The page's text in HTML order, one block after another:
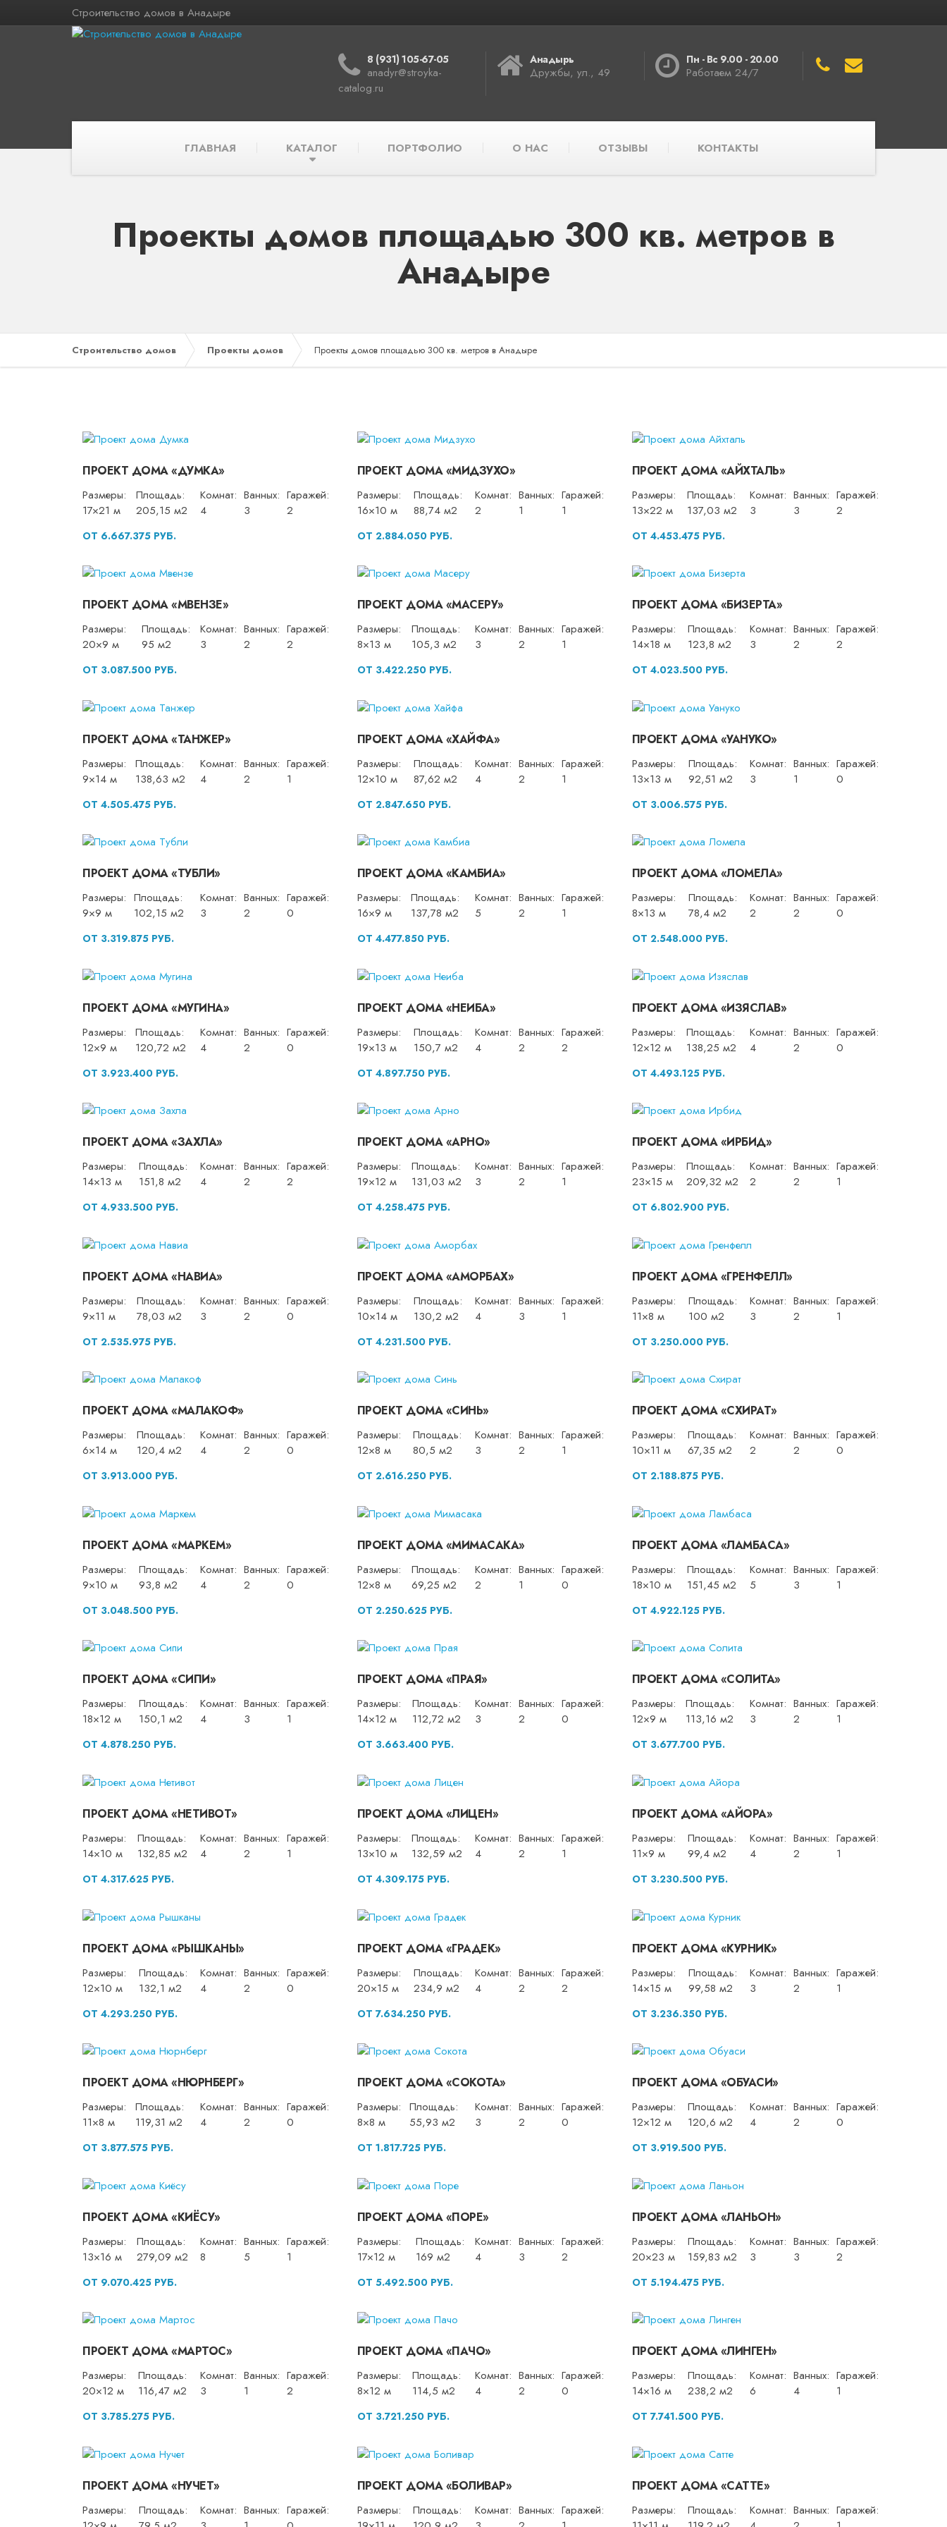
Строительство домов в Анадыре
8 (931) 105-67-05
anadyr@stroyka-
catalog.ru
Анадырь
Дружбы, ул., 49
Пн - Вс 9.00 - 20.00
Работаем 24/7
ГЛАВНАЯ КАТАЛОГ ПОРТФОЛИО О НАС ОТЗЫВЫ КОНТАКТЫ
Проекты домов площадью 300 кв. метров в
Анадыре
Строительство домов Проекты домов Проекты домов площадью 300 кв. метров в Анадыре
ПРОЕКТ ДОМА «ДУМКА»
Размеры:
17×21 м
Площадь:
205,15 м2
Комнат:
4
Ванных:
3
Гаражей:
2
ОТ 6.667.375 РУБ.
ПРОЕКТ ДОМА «МИДЗУХО»
Размеры:
16×10 м
Площадь:
88,74 м2
Комнат:
2
Ванных:
1
Гаражей:
1
ОТ 2.884.050 РУБ.
ПРОЕКТ ДОМА «АЙХТАЛЬ»
Размеры:
13×22 м
Площадь:
137,03 м2
Комнат:
3
Ванных:
3
Гаражей:
2
ОТ 4.453.475 РУБ.
ПРОЕКТ ДОМА «МВЕНЗЕ»
Размеры:
20×9 м
Площадь:
95 м2
Комнат:
3
Ванных:
2
Гаражей:
2
ОТ 3.087.500 РУБ.
ПРОЕКТ ДОМА «МАСЕРУ»
Размеры:
8×13 м
Площадь:
105,3 м2
Комнат:
3
Ванных:
2
Гаражей:
1
ОТ 3.422.250 РУБ.
ПРОЕКТ ДОМА «БИЗЕРТА»
Размеры:
14×18 м
Площадь:
123,8 м2
Комнат:
3
Ванных:
2
Гаражей:
2
ОТ 4.023.500 РУБ.
ПРОЕКТ ДОМА «ТАНЖЕР»
Размеры:
9×14 м
Площадь:
138,63 м2
Комнат:
4
Ванных:
2
Гаражей:
1
ОТ 4.505.475 РУБ.
ПРОЕКТ ДОМА «ХАЙФА»
Размеры:
12×10 м
Площадь:
87,62 м2
Комнат:
4
Ванных:
2
Гаражей:
1
ОТ 2.847.650 РУБ.
ПРОЕКТ ДОМА «УАНУКО»
Размеры:
13×13 м
Площадь:
92,51 м2
Комнат:
3
Ванных:
1
Гаражей:
0
ОТ 3.006.575 РУБ.
ПРОЕКТ ДОМА «ТУБЛИ»
Размеры:
9×9 м
Площадь:
102,15 м2
Комнат:
3
Ванных:
2
Гаражей:
0
ОТ 3.319.875 РУБ.
ПРОЕКТ ДОМА «КАМБИА»
Размеры:
16×9 м
Площадь:
137,78 м2
Комнат:
5
Ванных:
2
Гаражей:
1
ОТ 4.477.850 РУБ.
ПРОЕКТ ДОМА «ЛОМЕЛА»
Размеры:
8×13 м
Площадь:
78,4 м2
Комнат:
2
Ванных:
2
Гаражей:
0
ОТ 2.548.000 РУБ.
ПРОЕКТ ДОМА «МУГИНА»
Размеры:
12×9 м
Площадь:
120,72 м2
Комнат:
4
Ванных:
2
Гаражей:
0
ОТ 3.923.400 РУБ.
ПРОЕКТ ДОМА «НЕИБА»
Размеры:
19×13 м
Площадь:
150,7 м2
Комнат:
4
Ванных:
2
Гаражей:
2
ОТ 4.897.750 РУБ.
ПРОЕКТ ДОМА «ИЗЯСЛАВ»
Размеры:
12×12 м
Площадь:
138,25 м2
Комнат:
4
Ванных:
2
Гаражей:
0
ОТ 4.493.125 РУБ.
ПРОЕКТ ДОМА «ЗАХЛА»
Размеры:
14×13 м
Площадь:
151,8 м2
Комнат:
4
Ванных:
2
Гаражей:
2
ОТ 4.933.500 РУБ.
ПРОЕКТ ДОМА «АРНО»
Размеры:
19×12 м
Площадь:
131,03 м2
Комнат:
3
Ванных:
2
Гаражей:
1
ОТ 4.258.475 РУБ.
ПРОЕКТ ДОМА «ИРБИД»
Размеры:
23×15 м
Площадь:
209,32 м2
Комнат:
2
Ванных:
2
Гаражей:
1
ОТ 6.802.900 РУБ.
ПРОЕКТ ДОМА «НАВИА»
Размеры:
9×11 м
Площадь:
78,03 м2
Комнат:
3
Ванных:
2
Гаражей:
0
ОТ 2.535.975 РУБ.
ПРОЕКТ ДОМА «АМОРБАХ»
Размеры:
10×14 м
Площадь:
130,2 м2
Комнат:
4
Ванных:
3
Гаражей:
1
ОТ 4.231.500 РУБ.
ПРОЕКТ ДОМА «ГРЕНФЕЛЛ»
Размеры:
11×8 м
Площадь:
100 м2
Комнат:
3
Ванных:
2
Гаражей:
1
ОТ 3.250.000 РУБ.
ПРОЕКТ ДОМА «МАЛАКОФ»
Размеры:
6×14 м
Площадь:
120,4 м2
Комнат:
4
Ванных:
2
Гаражей:
0
ОТ 3.913.000 РУБ.
ПРОЕКТ ДОМА «СИНЬ»
Размеры:
12×8 м
Площадь:
80,5 м2
Комнат:
3
Ванных:
2
Гаражей:
1
ОТ 2.616.250 РУБ.
ПРОЕКТ ДОМА «СХИРАТ»
Размеры:
10×11 м
Площадь:
67,35 м2
Комнат:
2
Ванных:
2
Гаражей:
0
ОТ 2.188.875 РУБ.
ПРОЕКТ ДОМА «МАРКЕМ»
Размеры:
9×10 м
Площадь:
93,8 м2
Комнат:
4
Ванных:
2
Гаражей:
0
ОТ 3.048.500 РУБ.
ПРОЕКТ ДОМА «МИМАСАКА»
Размеры:
12×8 м
Площадь:
69,25 м2
Комнат:
2
Ванных:
1
Гаражей:
0
ОТ 2.250.625 РУБ.
ПРОЕКТ ДОМА «ЛАМБАСА»
Размеры:
18×10 м
Площадь:
151,45 м2
Комнат:
5
Ванных:
3
Гаражей:
1
ОТ 4.922.125 РУБ.
ПРОЕКТ ДОМА «СИПИ»
Размеры:
18×12 м
Площадь:
150,1 м2
Комнат:
4
Ванных:
3
Гаражей:
1
ОТ 4.878.250 РУБ.
ПРОЕКТ ДОМА «ПРАЯ»
Размеры:
14×12 м
Площадь:
112,72 м2
Комнат:
3
Ванных:
2
Гаражей:
0
ОТ 3.663.400 РУБ.
ПРОЕКТ ДОМА «СОЛИТА»
Размеры:
12×9 м
Площадь:
113,16 м2
Комнат:
3
Ванных:
2
Гаражей:
1
ОТ 3.677.700 РУБ.
ПРОЕКТ ДОМА «НЕТИВОТ»
Размеры:
14×10 м
Площадь:
132,85 м2
Комнат:
4
Ванных:
2
Гаражей:
1
ОТ 4.317.625 РУБ.
ПРОЕКТ ДОМА «ЛИЦЕН»
Размеры:
13×10 м
Площадь:
132,59 м2
Комнат:
4
Ванных:
2
Гаражей:
1
ОТ 4.309.175 РУБ.
ПРОЕКТ ДОМА «АЙОРА»
Размеры:
11×9 м
Площадь:
99,4 м2
Комнат:
4
Ванных:
2
Гаражей:
1
ОТ 3.230.500 РУБ.
ПРОЕКТ ДОМА «РЫШКАНЫ»
Размеры:
12×10 м
Площадь:
132,1 м2
Комнат:
4
Ванных:
2
Гаражей:
0
ОТ 4.293.250 РУБ.
ПРОЕКТ ДОМА «ГРАДЕК»
Размеры:
20×15 м
Площадь:
234,9 м2
Комнат:
4
Ванных:
2
Гаражей:
2
ОТ 7.634.250 РУБ.
ПРОЕКТ ДОМА «КУРНИК»
Размеры:
14×15 м
Площадь:
99,58 м2
Комнат:
3
Ванных:
2
Гаражей:
1
ОТ 3.236.350 РУБ.
ПРОЕКТ ДОМА «НЮРНБЕРГ»
Размеры:
11×8 м
Площадь:
119,31 м2
Комнат:
4
Ванных:
2
Гаражей:
0
ОТ 3.877.575 РУБ.
ПРОЕКТ ДОМА «СОКОТА»
Размеры:
8×8 м
Площадь:
55,93 м2
Комнат:
3
Ванных:
2
Гаражей:
0
ОТ 1.817.725 РУБ.
ПРОЕКТ ДОМА «ОБУАСИ»
Размеры:
12×12 м
Площадь:
120,6 м2
Комнат:
4
Ванных:
2
Гаражей:
0
ОТ 3.919.500 РУБ.
ПРОЕКТ ДОМА «КИЁСУ»
Размеры:
13×16 м
Площадь:
279,09 м2
Комнат:
8
Ванных:
5
Гаражей:
1
ОТ 9.070.425 РУБ.
ПРОЕКТ ДОМА «ПОРЕ»
Размеры:
17×12 м
Площадь:
169 м2
Комнат:
4
Ванных:
3
Гаражей:
2
ОТ 5.492.500 РУБ.
ПРОЕКТ ДОМА «ЛАНЬОН»
Размеры:
20×23 м
Площадь:
159,83 м2
Комнат:
3
Ванных:
3
Гаражей:
2
ОТ 5.194.475 РУБ.
ПРОЕКТ ДОМА «МАРТОС»
Размеры:
20×12 м
Площадь:
116,47 м2
Комнат:
3
Ванных:
1
Гаражей:
2
ОТ 3.785.275 РУБ.
ПРОЕКТ ДОМА «ПАЧО»
Размеры:
8×12 м
Площадь:
114,5 м2
Комнат:
4
Ванных:
2
Гаражей:
0
ОТ 3.721.250 РУБ.
ПРОЕКТ ДОМА «ЛИНГЕН»
Размеры:
14×16 м
Площадь:
238,2 м2
Комнат:
6
Ванных:
4
Гаражей:
1
ОТ 7.741.500 РУБ.
ПРОЕКТ ДОМА «НУЧЕТ»
Размеры:
Площадь:
Комнат: Ванных: Гаражей:
ПРОЕКТ ДОМА «БОЛИВАР»
Размеры:
Площадь:
Комнат: Ванных: Гаражей:
ПРОЕКТ ДОМА «САТТЕ»
Размеры:
Площадь:
Комнат: Ванных: Гаражей: